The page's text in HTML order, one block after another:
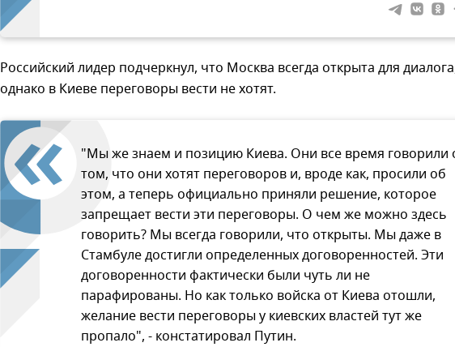
Российский лидер подчеркнул, что Москва всегда открыта для
однако в Киеве переговоры вести не хотят.
"Мы же знаем и позицию Киева. Они все время говорили
том, что они хотят переговоров и, вроде как, просили об
этом, а теперь официально приняли решение, которое
запрещает вести эти переговоры. О чем же можно здесь
говорить? Мы всегда говорили, что открыты. Мы даже в
Стамбуле достигли определенных договоренностей. Эти
договоренности фактически были чуть ли не
парафированы. Но как только войска от Киева отошли,
желание вести переговоры у киевских властей тут же
пропало", - констатировал Путин.